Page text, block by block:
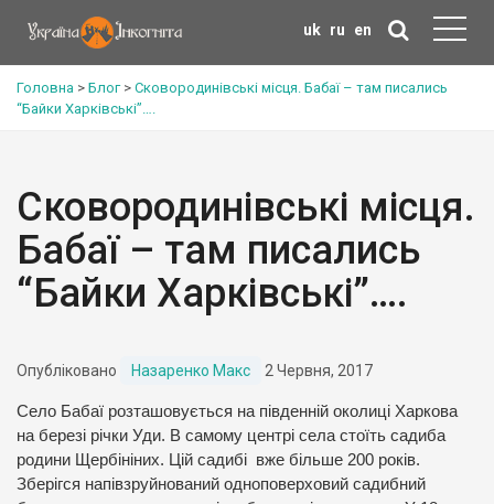
uk ru en
Головна > Блог> Сковородинівські місця. Бабаї – там писались
“Байки Харківські”….
Сковородинівські місця.
Бабаї – там писались
“Байки Харківські”….
Опубліковано Назаренко Макс 2 Червня, 2017
Село Бабаї розташовується на південній околиці Харкова
на березі річки Уди. В самому центрі села стоїть садиба
родини Щербініних. Цій садибі вже більше 200 років.
Зберігся напівзруйнований одноповерховий садибний